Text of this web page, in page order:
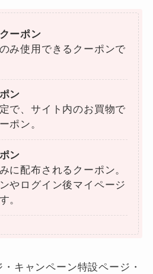
ーポン
み使用できるクーポンで
ン
で、サイト内のお買物で
ポン。
ン
に配布されるクーポン。
やログイン後マイページ
。
キャンペーン特設ページ・